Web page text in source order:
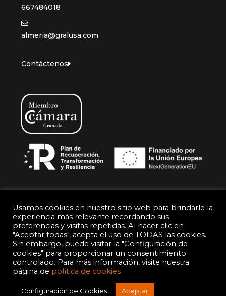
667484018
almeria@gralusa.com
Contáctenos
© Gralusa
Política de Privacidad Aviso legal
Política de Cookies
Usamos cookies en nuestro sitio web para brindarle la
experiencia más relevante recordando sus
preferencias y visitas repetidas. Al hacer clic en
"Aceptar todas", acepta el uso de TODAS las cookies.
Sin embargo, puede visitar la "Configuración de
cookies" para proporcionar un consentimiento
controlado. Para más información, visite nuestra
página de política de cookies
Configuración de Cookies Aceptar